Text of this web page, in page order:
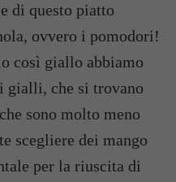
di questo piatto
ovvero i pomodori!
così giallo abbiamo
gialli, che si trovano
sono molto meno
scegliere dei mango
per la riuscita di